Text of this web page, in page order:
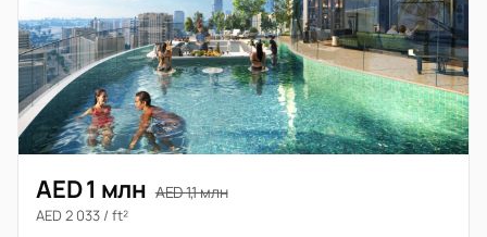
AED 1 млн AED 1,1 млн
AED 2 033 / ft²